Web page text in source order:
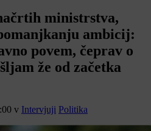
ministrstva,
ambicij:
povem, čeprav o
že od začetka
v Intervjuji Politika